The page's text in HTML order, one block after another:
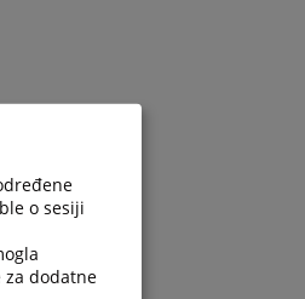
o sesiji
dodatne